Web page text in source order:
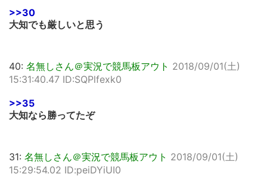
>>30
大知でも厳しいと思う
40: 名無しさん＠実況で競馬板アウト 2018/09/01(土)
15:31:40.47 ID:SQPlfexk0
>>35
大知なら勝ってたぞ
31: 名無しさん＠実況で競馬板アウト 2018/09/01(土)
15:29:54.02 ID:peiDYiUI0